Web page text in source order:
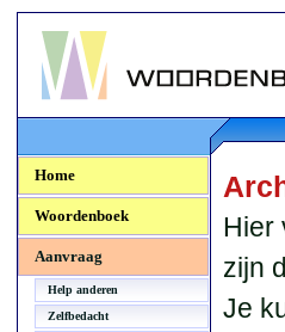
Woordenboek.NU
Home
Woordenboek
Aanvraag
Help anderen
Zelfbedacht
Hier
zijn
Je